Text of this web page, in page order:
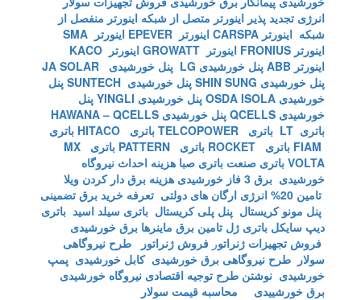
انرژی تجدید پذیر اینورتر متصل از شبکه اینورتر منفصل از
شبکه اینورتر CARSPA اینورتر EPEVER
اینورتر SMA
اینورتر FRONIUS
اینورتر GROWATT
اینورتر KACO
اینورتر ABB
پنل خورشیدی LG
پنل خورشیدی JA SOLAR
پنل خورشیدی SHIN SUNG
پنل خورشیدی SUNTECH
پنل
خورشیدی OSDA ISOLA
پنل خورشیدی YINGLI
پنل
خورشیدی QCELLS
پنل خورشیدی HAWANA – QCELLS
باتری LT
باتری TELCOPOWER باتری HITACO
باتری
باتری ROCKET باتری PATTERN
باتری MX
VOLTA باتری صنعت باتری صبا هزینه احداث نیروگاه
خورشیدی برق 3 فاز خورشیدی
هزینه برق دار کردن ویلا
تامین 20% انرژی ارگان های دولتی
تعرفه خرید برق تضمینی
پنل مونو کریستال پنل پلی کریستال باتری سیلد اسید باتری
دیپ سایکل باتری ژل تامین برق ماینرها برق خورشیدی
فروش تجهیزات ژنراتور فروش ژنراتور
طرح نیروگاهی
سولار طرح نیروگاهی برق خورشیدی کابل خورشیدی پمپ
خورشیدی نوشتن طرح توجیه اقتصادی نیروگاه خورشیدی
برق خورشییدی
محاسبه قیمت سولار